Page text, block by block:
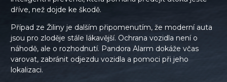
dříve, než dojde ke škodě.
Případ ze Žiliny je dalším připomenutím, že moderní auta
jsou pro zloděje stále lákavější. Ochrana vozidla není o
náhodě, ale o rozhodnutí. Pandora Alarm dokáže včas
varovat, zabránit odjezdu vozidla a pomoci při jeho
lokalizaci.